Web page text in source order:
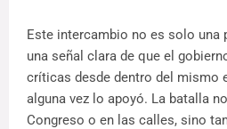
Este intercambio no es solo una
una señal clara de que el
críticas desde dentro del mismo
alguna vez lo apoyó. La batalla
Congreso o en las calles, sino